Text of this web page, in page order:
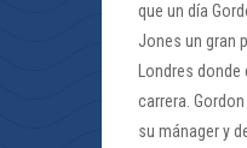
que un día
Jones un gran
Londres
carrera.
su mánager y